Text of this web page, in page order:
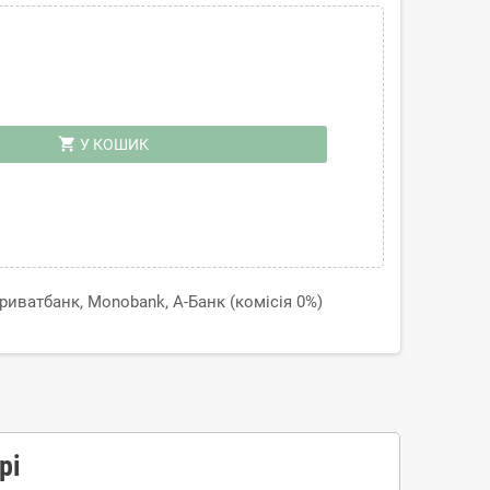
shopping_cart У КОШИК
Monobank, А-Банк (комісія 0%)